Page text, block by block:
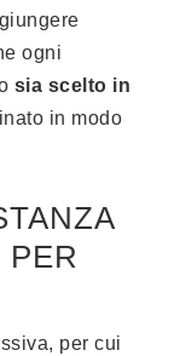
ogni
sia scelto in
in modo
PER
per cui